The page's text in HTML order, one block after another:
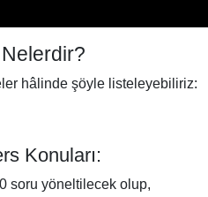
hâlinde şöyle listeleyebiliriz:
Konuları:
soru yöneltilecek olup,